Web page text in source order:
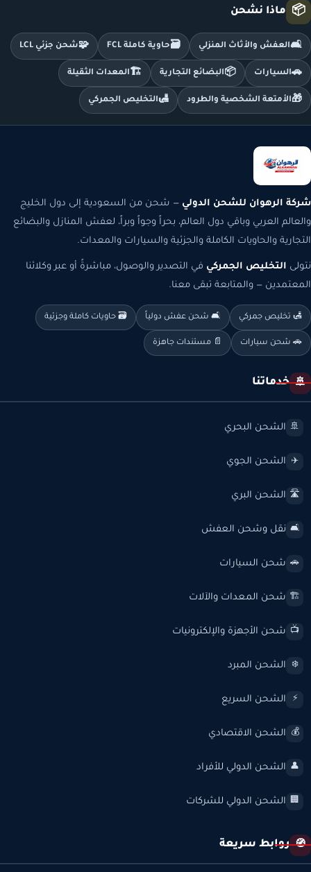
📦 ماذا نشحن
🛋️العفش والأثاث المنزلي 🗃️حاوية كاملة FCL 🧩شحن جزئي LCL
🚗السيارات 📦البضائع التجارية 🏗️المعدات الثقيلة
🎁الأمتعة الشخصية والطرود 🛃التخليص الجمركي
شركة الرهوان للشحن الدولي — شحن من السعودية إلى دول الخليج
والعالم العربي وباقي دول العالم، بحراً وجواً وبراً، لعفش المنازل والبضائع
التجارية والحاويات الكاملة والجزئية والسيارات والمعدات.
نتولى التخليص الجمركي في التصدير والوصول، مباشرةً أو عبر وكلائنا
المعتمدين — والمتابعة تبقى معنا.
🛃 تخليص جمركي 🛋️ شحن عفش دولياً 🗃️ حاويات كاملة وجزئية
🚗 شحن سيارات 📄 مستندات جاهزة
🚢 خدماتنا
🚢 الشحن البحري
✈️ الشحن الجوي
🛣️ الشحن البري
🛋️ نقل وشحن العفش
🚗 شحن السيارات
🏗️ شحن المعدات والآلات
📺 شحن الأجهزة والإلكترونيات
❄️ الشحن المبرد
⚡ الشحن السريع
💰 الشحن الاقتصادي
👤 الشحن الدولي للأفراد
🏢 الشحن الدولي للشركات
🧭 روابط سريعة